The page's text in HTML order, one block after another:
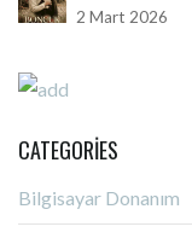
2 Mart 2026
CATEGORIES
Bilgisayar Donanım